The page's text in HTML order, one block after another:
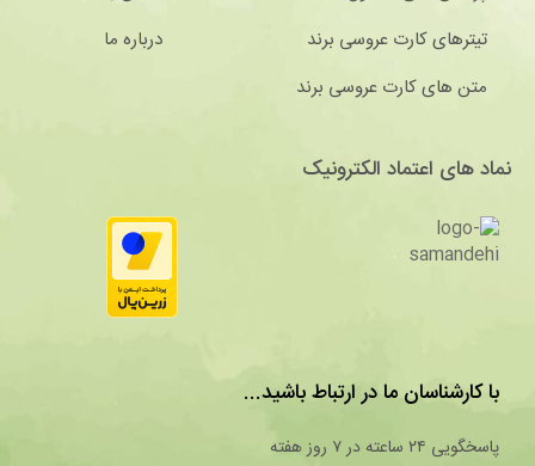
تیترهای کارت عروسی برند
متن های کارت عروسی برند
درباره ما
نماد های اعتماد الکترونیک
با کارشناسان ما در ارتباط باشید...
پاسخگویی ۲۴ ساعته در ۷ روز هفته